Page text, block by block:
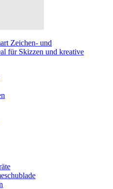
Zeichen- und
für Skizzen und kreative